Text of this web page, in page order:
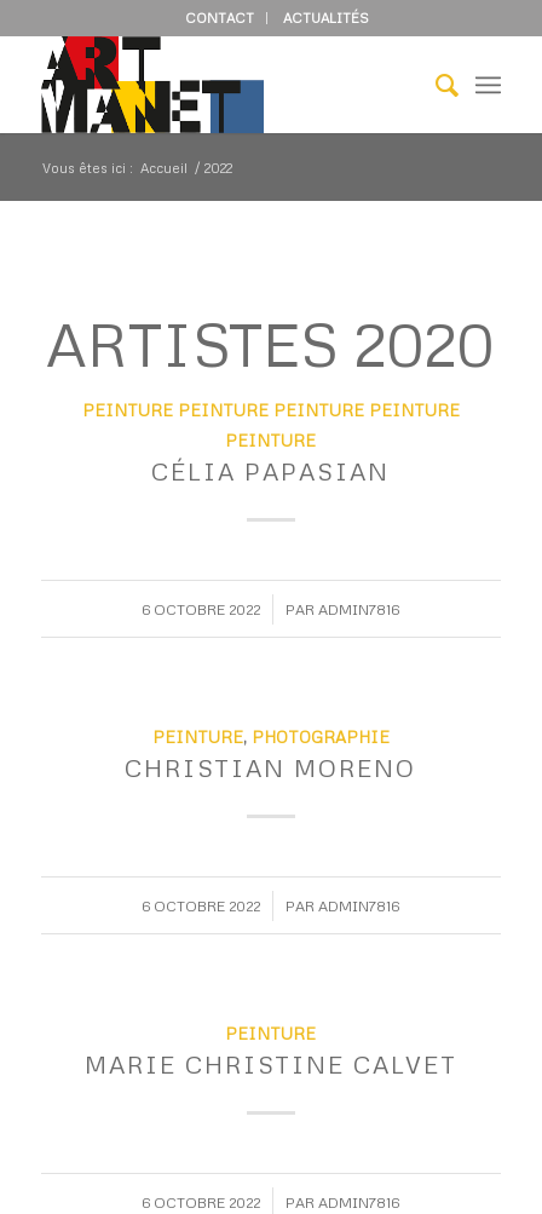
CONTACT ACTUALITÉS
Vous êtes ici : Accueil / 2022
ARTISTES 2020
PEINTURE PEINTURE PEINTURE PEINTURE
PEINTURE
CÉLIA PAPASIAN
6 OCTOBRE 2022
/ PARADMIN7816
PEINTURE, PHOTOGRAPHIE
CHRISTIAN MORENO
6 OCTOBRE 2022
/ PARADMIN7816
PEINTURE
MARIE CHRISTINE CALVET
6 OCTOBRE 2022
/ PARADMIN7816